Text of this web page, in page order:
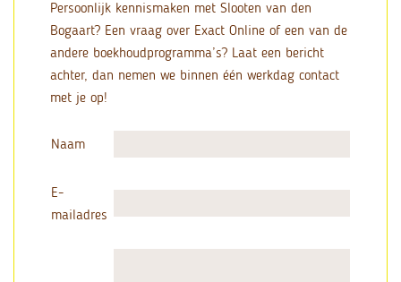
Persoonlijk kennismaken met Slooten van den
Bogaart? Een vraag over Exact Online of een van de
andere boekhoudprogramma’s? Laat een bericht
achter, dan nemen we binnen één werkdag contact
met je op!
Naam
E-
mailadres